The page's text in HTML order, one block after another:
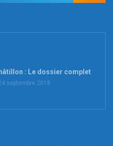
: Le dossier complet
septembre 2018